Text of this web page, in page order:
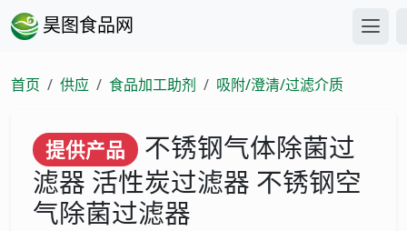
昊图食品网
首页 供应 食品加工助剂 吸附/澄清/过滤介质
提供产品
不锈钢气体除菌过
滤器 活性炭过滤器 不锈钢空
气除菌过滤器